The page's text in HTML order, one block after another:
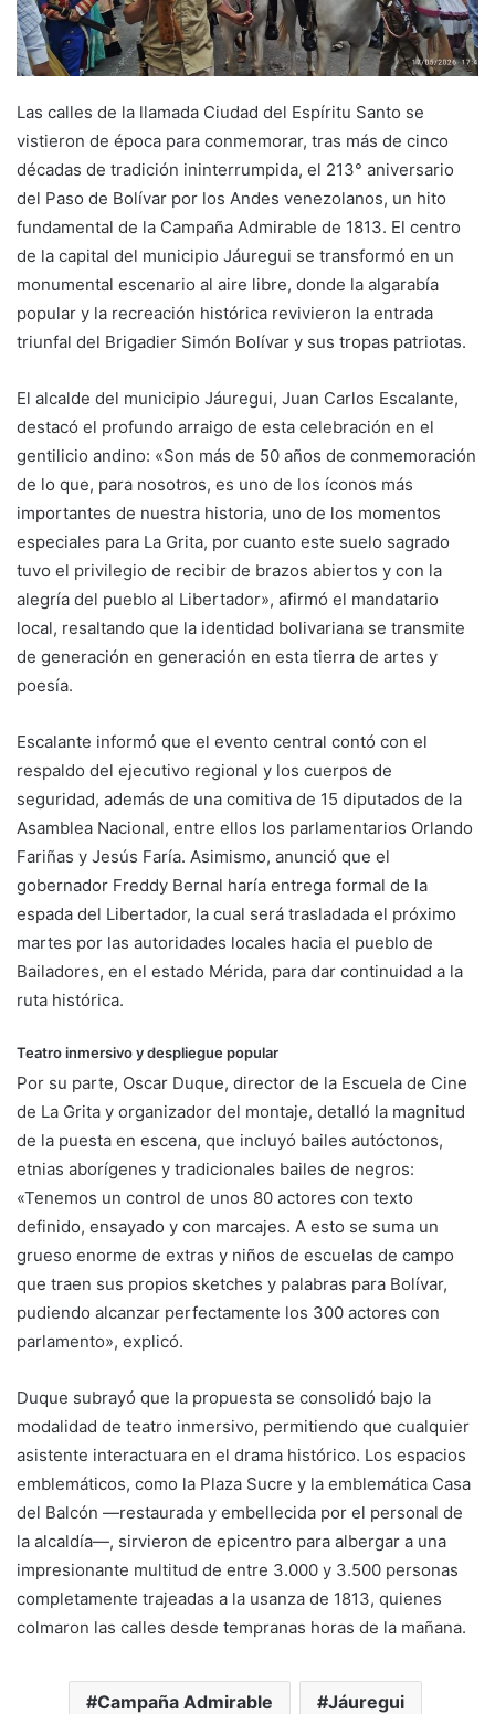
Las calles de la llamada Ciudad del Espíritu Santo se
vistieron de época para conmemorar, tras más de cinco
décadas de tradición ininterrumpida, el 213° aniversario
del Paso de Bolívar por los Andes venezolanos, un hito
fundamental de la Campaña Admirable de 1813. El centro
de la capital del municipio Jáuregui se transformó en un
monumental escenario al aire libre, donde la algarabía
popular y la recreación histórica revivieron la entrada
triunfal del Brigadier Simón Bolívar y sus tropas patriotas.
​El alcalde del municipio Jáuregui, Juan Carlos Escalante,
destacó el profundo arraigo de esta celebración en el
gentilicio andino: «Son más de 50 años de conmemoración
de lo que, para nosotros, es uno de los íconos más
importantes de nuestra historia, uno de los momentos
especiales para La Grita, por cuanto este suelo sagrado
tuvo el privilegio de recibir de brazos abiertos y con la
alegría del pueblo al Libertador», afirmó el mandatario
local, resaltando que la identidad bolivariana se transmite
de generación en generación en esta tierra de artes y
poesía.
​Escalante informó que el evento central contó con el
respaldo del ejecutivo regional y los cuerpos de
seguridad, además de una comitiva de 15 diputados de la
Asamblea Nacional, entre ellos los parlamentarios Orlando
Fariñas y Jesús Faría. Asimismo, anunció que el
gobernador Freddy Bernal haría entrega formal de la
espada del Libertador, la cual será trasladada el próximo
martes por las autoridades locales hacia el pueblo de
Bailadores, en el estado Mérida, para dar continuidad a la
ruta histórica.
​Teatro inmersivo y despliegue popular
​Por su parte, Oscar Duque, director de la Escuela de Cine
de La Grita y organizador del montaje, detalló la magnitud
de la puesta en escena, que incluyó bailes autóctonos,
etnias aborígenes y tradicionales bailes de negros:
«Tenemos un control de unos 80 actores con texto
definido, ensayado y con marcajes. A esto se suma un
grueso enorme de extras y niños de escuelas de campo
que traen sus propios sketches y palabras para Bolívar,
pudiendo alcanzar perfectamente los 300 actores con
parlamento», explicó.
​Duque subrayó que la propuesta se consolidó bajo la
modalidad de teatro inmersivo, permitiendo que cualquier
asistente interactuara en el drama histórico. Los espacios
emblemáticos, como la Plaza Sucre y la emblemática Casa
del Balcón —restaurada y embellecida por el personal de
la alcaldía—, sirvieron de epicentro para albergar a una
impresionante multitud de entre 3.000 y 3.500 personas
completamente trajeadas a la usanza de 1813, quienes
colmaron las calles desde tempranas horas de la mañana.
Campaña Admirable Jáuregui